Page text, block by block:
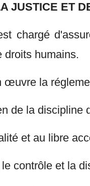
JUSTICE ET
chargé
droits humains.
œuvre la
de la discipline
et au libre
contrôle et la